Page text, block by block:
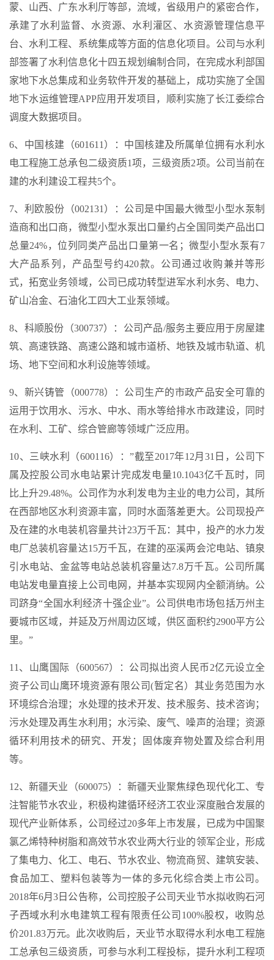
蒙、山西、广东水利厅等部，流域，省级用户的紧密合作，
承建了水利监督、水资源、水利灌区、水资源管理信息平
台、水利工程、系统集成等方面的信息化项目。公司与水利
部签署了水利信息化十四五规划编制合同，在完成水利部国
家地下水总集成和业务软件开发的基础上，成功实施了全国
地下水运维管理APP应用开发项目，顺利实施了长江委综合
调度大数据项目。
6、中国核建（601611）：中国核建及所属单位拥有水利水
电工程施工总承包二级资质1项，三级资质2项。公司当前在
建的水利建设工程共5个。
7、利欧股份（002131）：公司是中国最大微型小型水泵制
造商和出口商，微型小型水泵出口量约占全国同类产品出口
总量24%，位列同类产品出口量第一名；微型小型水泵有7
大产品系列，产品型号约420款。公司通过收购兼并等形
式，拓宽业务领域，公司已成功转型进军水利水务、电力、
矿山冶金、石油化工四大工业泵领域。
8、科顺股份（300737）：公司产品/服务主要应用于房屋建
筑、高速铁路、高速公路和城市道桥、地铁及城市轨道、机
场、地下空间和水利设施等领域。
9、新兴铸管（000778）：公司生产的市政产品安全可靠的
运用于饮用水、污水、中水、雨水等给排水市政建设，同时
在水利、工矿、综合管廊等领域广泛应用。
10、三峡水利（600116）：”截至2017年12月31日，公司下
属及控股公司水电站累计完成发电量10.1043亿千瓦时，同
比上升29.48%。公司作为水利发电为主业的电力公司，其所
在西部地区水利资源丰富，同时水面落差更大。公司现投产
及在建的水电装机容量共计23万千瓦：其中，投产的水力发
电厂总装机容量达15万千瓦，在建的巫溪两会沱电站、镇泉
引水电站、金盆等电站总装机容量达7.8万千瓦。公司所属
电站发电量直接上公司电网，并基本实现网内全额消纳。公
司跻身“全国水利经济十强企业”。公司供电市场包括万州主
要城市区域，并延及万州周边区域，供区面积约2900平方公
里。”
11、山鹰国际（600567）：公司拟出资人民币2亿元设立全
资子公司山鹰环境资源有限公司(暂定名）其业务范围为水
环境综合治理；水处理的技术开发、技术服务、技术咨询；
污水处理及再生水利用；水污染、废气、噪声的治理；资源
循环利用技术的研究、开发；固体废弃物处置及综合利用
等。
12、新疆天业（600075）：新疆天业聚焦绿色现代化工、专
注智能节水农业，积极构建循环经济工农业深度融合发展的
现代产业新体系，公司经过20多年上市发展，已成为中国聚
氯乙烯特种树脂和高效节水农业两大行业的领军企业，形成
了集电力、化工、电石、节水农业、物流商贸、建筑安装、
食品加工、塑料包装等为一体的多元化综合类上市公司。
2018年6月3日公告称，公司控股子公司天业节水拟收购石河
子西域水利水电建筑工程有限责任公司100%股权，收购总
价201.83万元。此次收购后，天业节水取得水利水电工程施
工总承包三级资质，可参与水利工程投标，提升水利工程项